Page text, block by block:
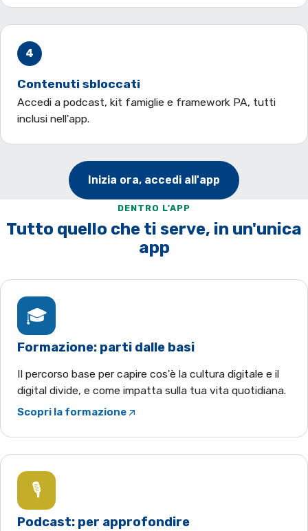
4
Contenuti sbloccati
Accedi a podcast, kit famiglie e framework PA, tutti
inclusi nell'app.
Inizia ora, accedi all'app
DENTRO L'APP
Tutto quello che ti serve, in un'unica
app
🎓
Formazione: parti dalle basi
Il percorso base per capire cos'è la cultura digitale e il
digital divide, e come impatta sulla tua vita quotidiana.
Scopri la formazione
(apre YouTube in una nuova scheda)
🎙️
Podcast: per approfondire